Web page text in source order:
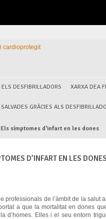
ELS DESFIBRIL·LADORS XARXA DEA
GRÀCIES ALS
Els símptomes d’infart en les dones
D’INFART EN LES DONES
professionals de l’àmbit de la salut
a que la mortalitat en dones
d’homes. Elles i el seu entorn